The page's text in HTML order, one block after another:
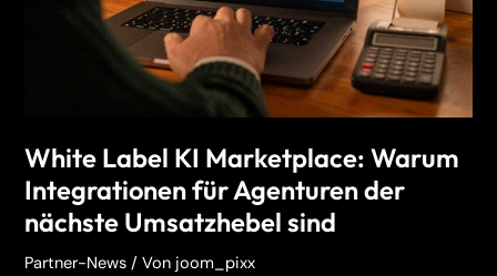
White Label KI Marketplace: Warum
Integrationen für Agenturen der
nächste Umsatzhebel sind
Partner-News / Von joom_pixx
Agenturen